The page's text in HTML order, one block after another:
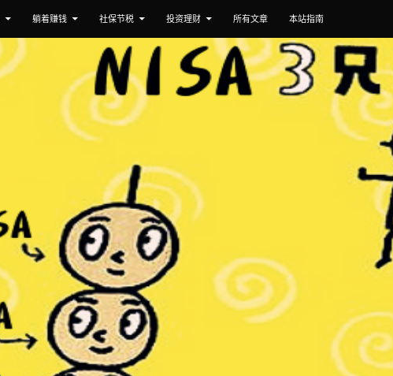
躺着赚钱 社保节税 投资理财 所有文章 本站指南